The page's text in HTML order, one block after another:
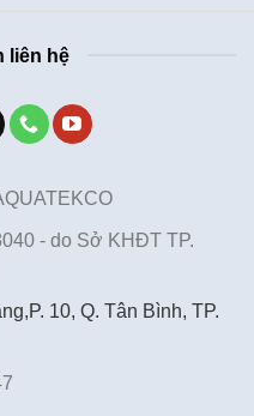
liên hệ
- do Sở KHĐT TP.
10, Q. Tân Bình, TP.